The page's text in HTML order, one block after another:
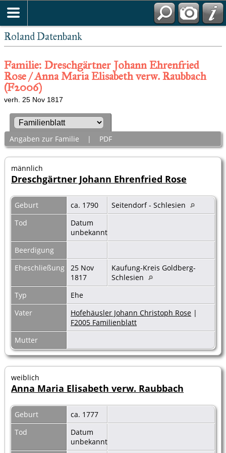
Roland Datenbank
Familie: Dreschgärtner Johann Ehrenfried
Rose / Anna Maria Elisabeth verw. Raubbach
(F2006)
verh. 25 Nov 1817
Angaben zur Familie | PDF
männlich
Dreschgärtner Johann Ehrenfried Rose
Geburt ca. 1790
Seitendorf - Schlesien
Tod
Datum
unbekannt
Beerdigung
Eheschließung
25 Nov
1817
Kaufung-Kreis Goldberg-
Schlesien
Typ
Ehe
Vater
Hofehäusler Johann Christoph Rose |
F2005 Familienblatt
Mutter
weiblich
Anna Maria Elisabeth verw. Raubbach
Geburt
ca. 1777
Tod
Datum
unbekannt